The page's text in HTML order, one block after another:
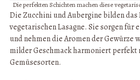
Die perfekten Schichten machen diese
Die Zucchini und Aubergine bilden
vegetarischen Lasagne. Sie sorgen für
und nehmen die Aromen der Gewürze
milder Geschmack harmoniert perfekt
Gemüsesorten.